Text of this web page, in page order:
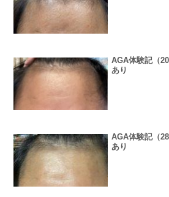
AGA体験記（
あり
AGA体験記（
あり